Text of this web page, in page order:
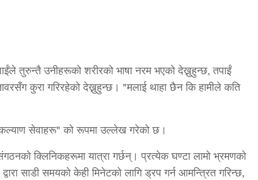
तुरुन्तै उनीहरूको शरीरको भाषा नरम भएको देख्नुहुन्छ, तपाईं
कुरा गरिरहेको देख्नुहुन्छ। "मलाई थाहा छैन कि हामीले कति
कल्याण सेवाहरू" को रूपमा उल्लेख गरेको छ।
क्लिनिकहरूमा यात्रा गर्छन्। प्रत्येक घण्टा लामो भ्रमणको
साडी समयको केही मिनेटको लागि ड्रप गर्न आमन्त्रित गरिन्छ,